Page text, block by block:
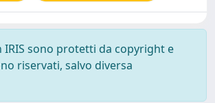
IRIS sono protetti da copyright e
riservati, salvo diversa